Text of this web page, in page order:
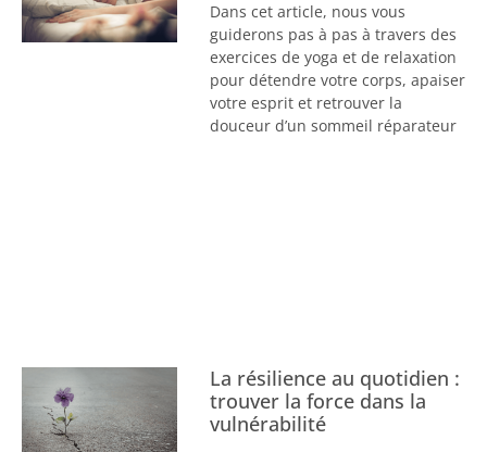
Dans cet article, nous vous
guiderons pas à pas à travers des
exercices de yoga et de relaxation
pour détendre votre corps, apaiser
votre esprit et retrouver la
douceur d’un sommeil réparateur
La résilience au quotidien :
trouver la force dans la
vulnérabilité